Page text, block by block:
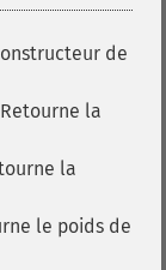
de
la
la
le poids de